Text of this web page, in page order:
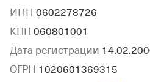
ИНН 0602278726
КПП 060801001
Дата регистрации
ОГРН 1020601369315